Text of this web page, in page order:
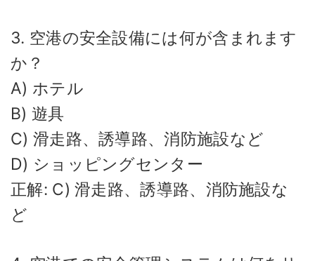
3. 空港の安全設備には何が含まれます
か？
A) ホテル
B) 遊具
C) 滑走路、誘導路、消防施設など
D) ショッピングセンター
正解: C) 滑走路、誘導路、消防施設な
ど